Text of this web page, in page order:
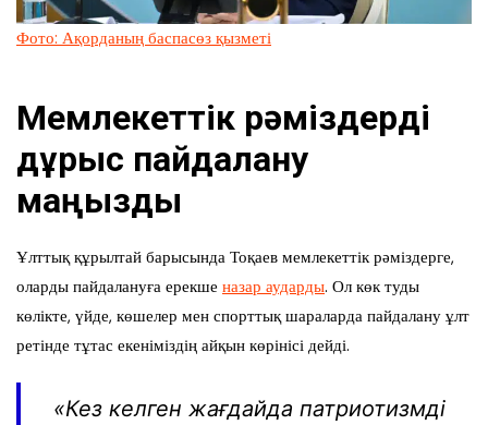
Фото: Ақорданың баспасөз қызметі
Мемлекеттік рәміздерді
дұрыс пайдалану
маңызды
Ұлттық құрылтай барысында Тоқаев мемлекеттік рәміздерге,
оларды пайдалануға ерекше назар аударды. Ол көк туды
көлікте, үйде, көшелер мен спорттық шараларда пайдалану ұлт
ретінде тұтас екеніміздің айқын көрінісі дейді.
«Кез келген жағдайда патриотизмді